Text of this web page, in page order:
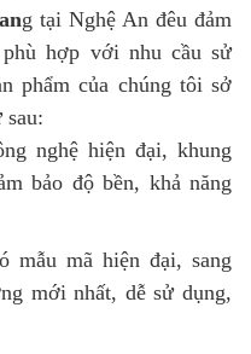
g tại Nghệ An đêu đảm
hợp với nhu cầu sử
phẩm của chúng tôi sở
nghệ hiện đại, khung
bảo độ bền, khả năng
mẫu mã hiện đại, sang
mới nhất, dễ sử dụng,